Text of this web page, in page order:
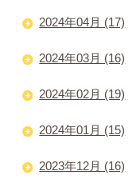
2024年04月 (17)
2024年03月 (16)
2024年02月 (19)
2024年01月 (15)
2023年12月 (16)